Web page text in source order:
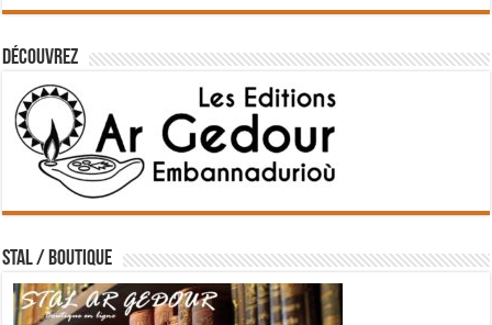
Découvrez
STAL / BOUTIQUE